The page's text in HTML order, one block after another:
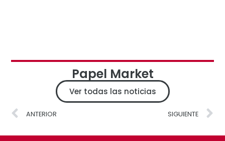
Papel Market
Ver todas las noticias
ANTERIOR SIGUIENTE